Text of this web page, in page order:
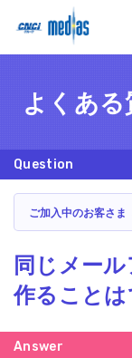
よくある
ご加入中のお客さま
同じメー
作ること